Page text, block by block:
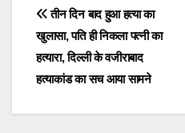
Post
navigation
तीन दिन बाद हुआ हत्या का
खुलासा, पति ही निकला पत्नी का
हत्यारा, दिल्ली के वजीराबाद
हत्याकांड का सच आया सामने